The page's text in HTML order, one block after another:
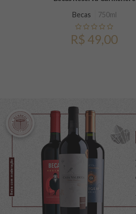
Becas
750ml
R$ 49,00